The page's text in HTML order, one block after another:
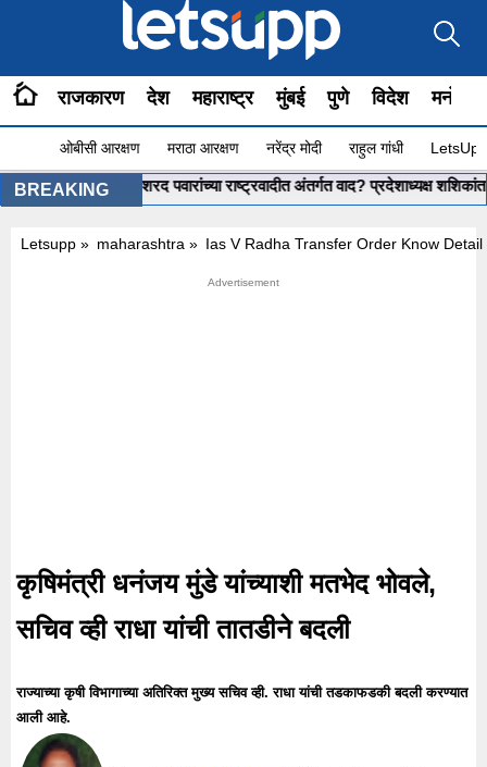
राजकारण देश महाराष्ट्र मुंबई पुणे विदेश
ओबीसी आरक्षण मराठा आरक्षण नरेंद्र मोदी राहुल गांधी
BREAKING
Shinde : शरद पवारांच्या राष्ट्रवादीत अंतर्गत वाद? प्रदेशाध्यक्ष शशिकांत
Letsupp » maharashtra » Ias V Radha Transfer Order Know
कृषिमंत्री धनंजय मुंडे यांच्याशी मतभेद भोवले,
सचिव व्ही राधा यांची तातडीने बदली
राज्याच्या कृषी विभागाच्या अतिरिक्त मुख्य सचिव व्ही. राधा यांची तडकाफडकी बदली करण्यात
आली आहे.